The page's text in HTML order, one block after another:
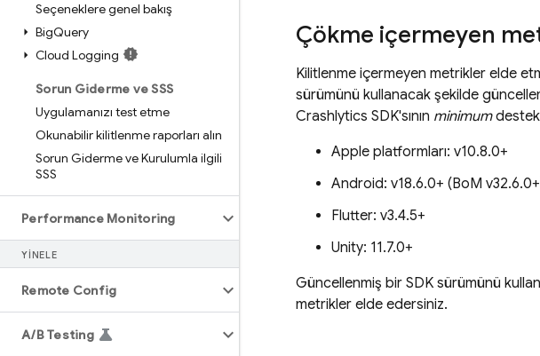
Seçeneklere genel bakış
BigQuery
Cloud Logging
Sorun Giderme ve SSS
Uygulamanızı test etme
Okunabilir kilitlenme raporları alın
Sorun Giderme ve Kurulumla ilgili
SSS
Performance Monitoring
YINELE
Remote Config
A/B Testing
Çökme içermeyen
Kilitlenme içermeyen metrikler elde
sürümünü kullanacak şekilde
Crashlytics SDK'sının minimum
Apple platformları: v10.8.0+
Android: v18.6.0+ (BoM
Flutter: v3.4.5+
Unity: 11.7.0+
Güncellenmiş bir SDK sürümünü
metrikler elde edersiniz.